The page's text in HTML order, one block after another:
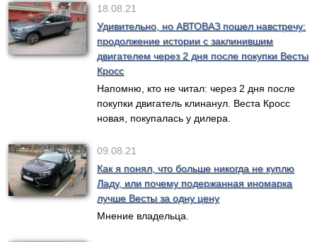
18.08.21
Удивительно, но АВТОВАЗ пошел навстречу:
продолжение истории с заклинившим
двигателем через 2 дня после покупки Весты
Кросс
Напомню, кто не читал: через 2 дня после
покупки двигатель клинанул. Веста Кросс
новая, покупалась у дилера.
09.08.21
Как я понял, что больше никогда не куплю
Ладу, или почему подержанная иномарка
лучше Весты за одну цену
Мнение владельца.